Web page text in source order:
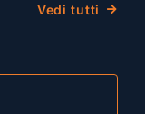
Vedi tutti